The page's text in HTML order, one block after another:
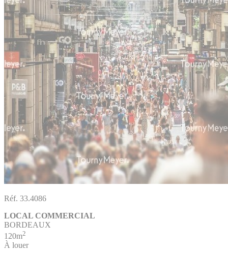
Réf. 33.4086
LOCAL COMMERCIAL
BORDEAUX
120m2
À louer